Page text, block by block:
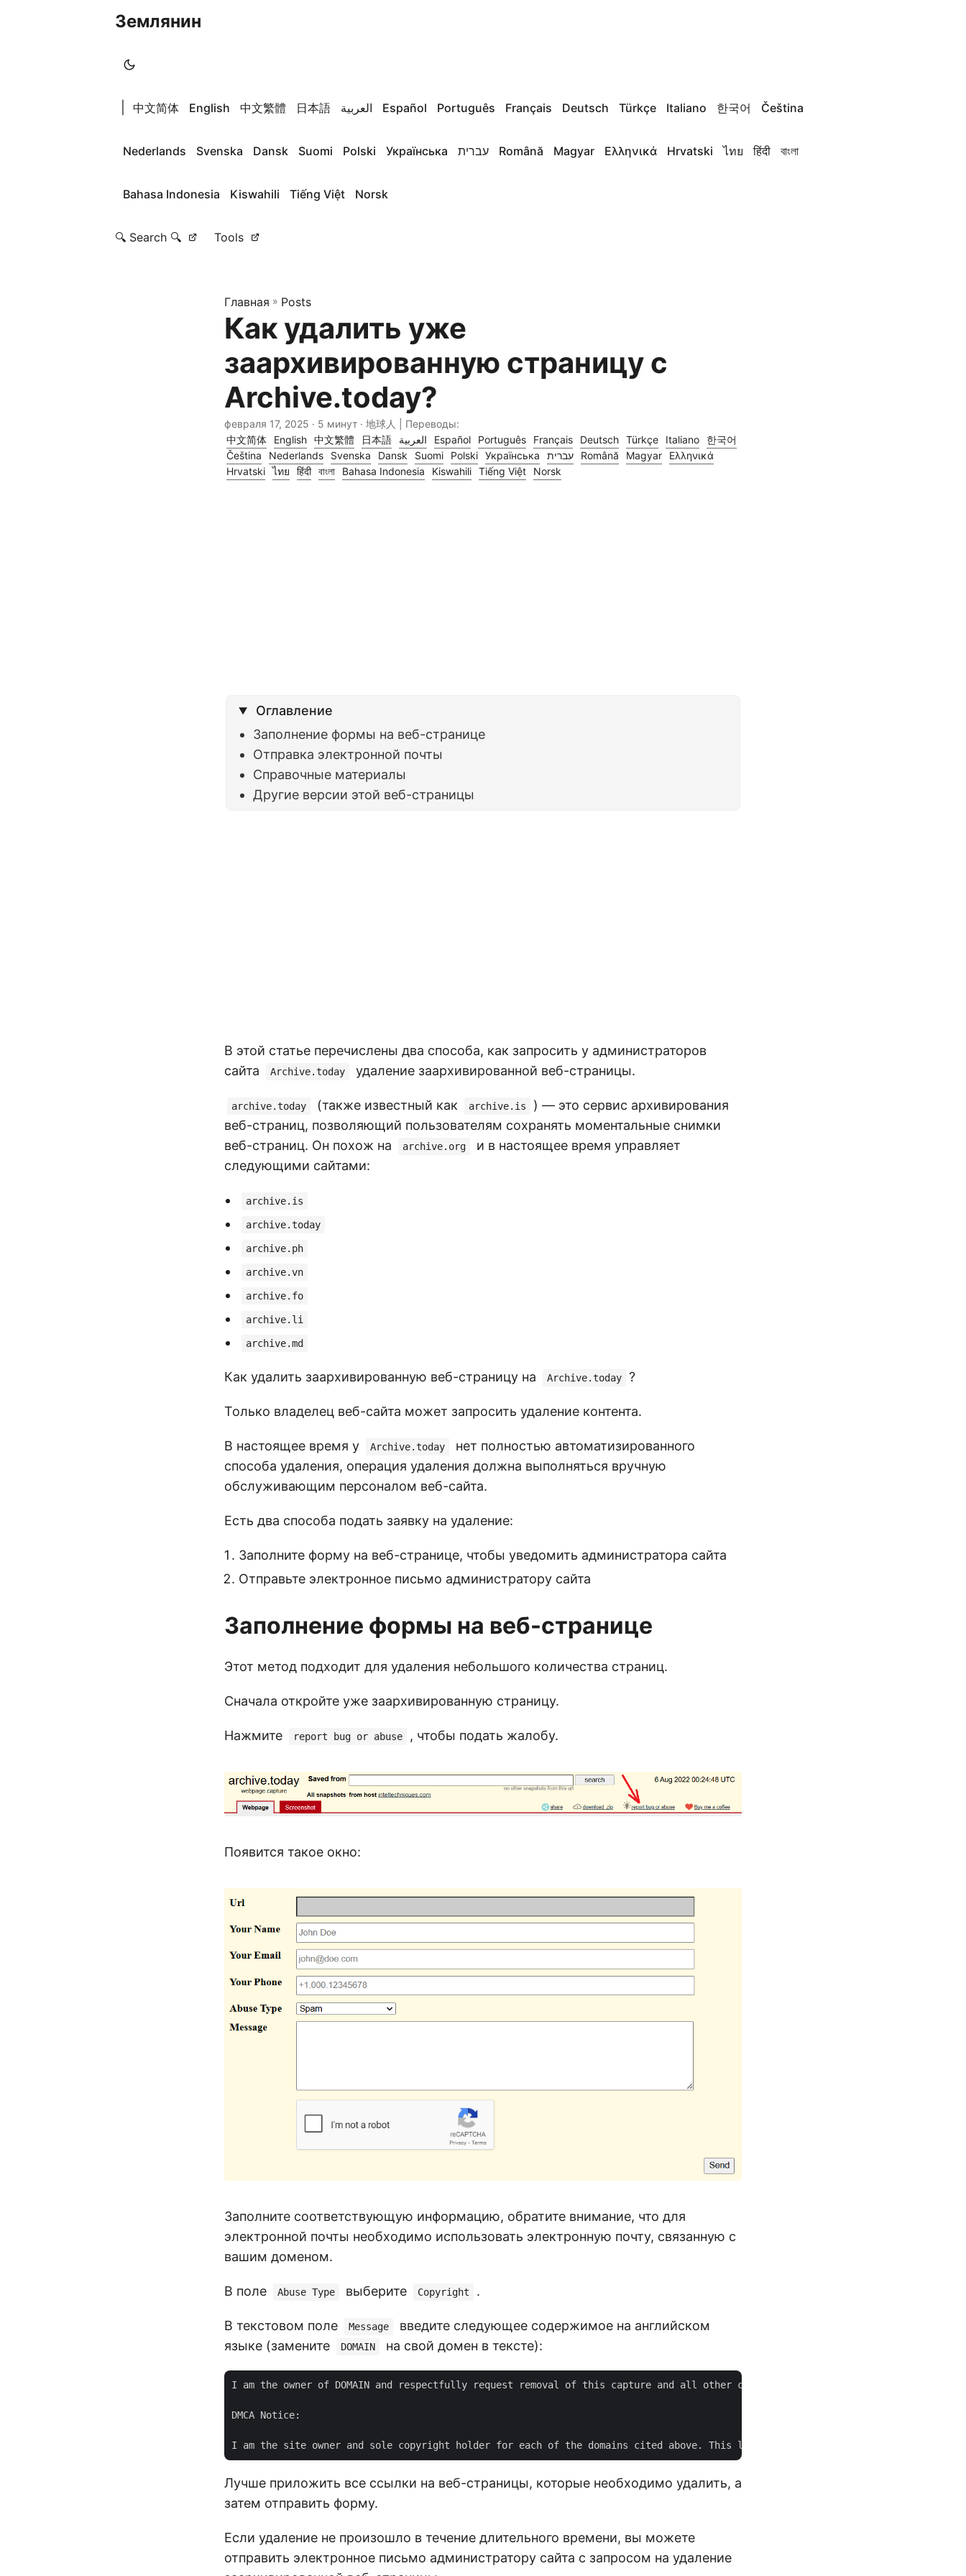
Землянин
中文简体 English 中文繁體 日本語 العربية Español Português Français Deutsch Türkçe Italiano 한국어 Čeština
Nederlands Svenska Dansk Suomi Polski Українська עברית Română Magyar Ελληνικά Hrvatski ไทย हिंदी বাংলা
Bahasa Indonesia Kiswahili Tiếng Việt Norsk
🔍 Search 🔍 Tools
Главная » Posts
Как удалить уже
заархивированную страницу с
Archive.today?
февраля 17, 2025 · 5 минут · 地球人 | Переводы:
中文简体
English 中文繁體 日本語 العربية Español Português Français Deutsch Türkçe Italiano
한국어
Čeština
Nederlands Svenska Dansk Suomi Polski Українська עברית Română Magyar
Ελληνικά
Hrvatski ไทย हिंदी বাংলা Bahasa Indonesia Kiswahili Tiếng Việt Norsk
Оглавление
Заполнение формы на веб-странице
Отправка электронной почты
Справочные материалы
Другие версии этой веб-страницы
В этой статье перечислены два способа, как запросить у администраторов
сайта
Archive.today удаление заархивированной веб-страницы.
archive.today (также известный как archive.is
) — это сервис архивирования
веб-страниц, позволяющий пользователям сохранять моментальные снимки
веб-страниц. Он похож на
archive.org
и в настоящее время управляет
следующими сайтами:
archive.is
archive.today
archive.ph
archive.vn
archive.fo
archive.li
archive.md
Как удалить заархивированную веб-страницу на Archive.today ?
Только владелец веб-сайта может запросить удаление контента.
В настоящее время у Archive.today
нет полностью автоматизированного
способа удаления, операция удаления должна выполняться вручную
обслуживающим персоналом веб-сайта.
Есть два способа подать заявку на удаление:
Заполните форму на веб-странице, чтобы уведомить администратора сайта
Отправьте электронное письмо администратору сайта
Заполнение формы на веб-странице
Этот метод подходит для удаления небольшого количества страниц.
Сначала откройте уже заархивированную страницу.
Нажмите report bug or abuse , чтобы подать жалобу.
Появится такое окно:
Заполните соответствующую информацию, обратите внимание, что для
электронной почты необходимо использовать электронную почту, связанную с
вашим доменом.
В поле Abuse Type выберите Copyright .
В текстовом поле Message
введите следующее содержимое на английском
языке (замените
DOMAIN на свой домен в тексте):
I am the owner of DOMAIN and respectfully request removal of this capture and all other captures from DOMAIN.
DMCA Notice:
Лучше приложить все ссылки на веб-страницы, которые необходимо удалить, а
затем отправить форму.
Если удаление не произошло в течение длительного времени, вы можете
отправить электронное письмо администратору сайта с запросом на удаление